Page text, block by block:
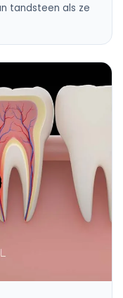
tandsteen als ze